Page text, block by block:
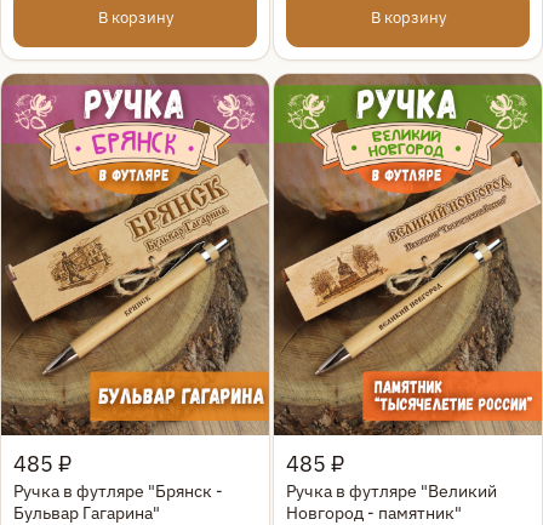
В корзину В корзину
Быстрый просмотр
485 ₽
Ручка в футляре "Брянск -
Бульвар Гагарина"
Быстрый просмотр
485 ₽
Ручка в футляре "Великий
Новгород - памятник"